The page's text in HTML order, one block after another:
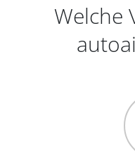
Welche